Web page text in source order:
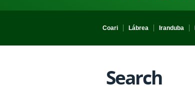
Coari
Lábrea Iranduba
Search